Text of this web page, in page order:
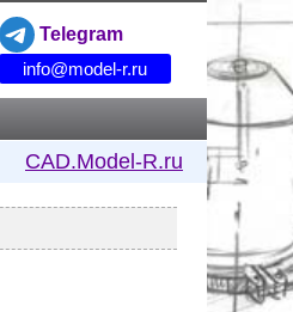
Telegram
info@model-r.ru
CAD.Model-R.ru